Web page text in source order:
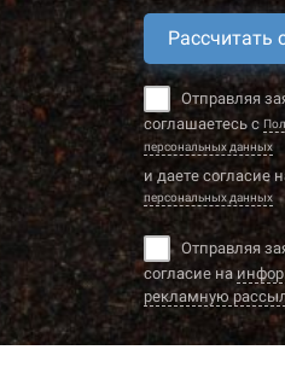
Рассчитать
Отправляя
соглашаетесь с
персональных данных
и даете согласие
персональных данных
Отправляя
согласие на
рекламную